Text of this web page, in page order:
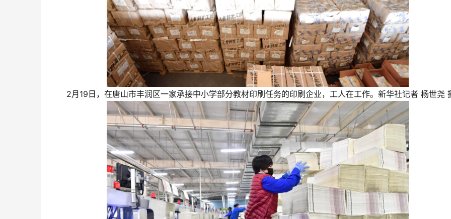
2月19日，在唐山市丰润区一家承接中小学部分教材印刷任务的印刷企业，工人在工作。新华社记者 杨世尧